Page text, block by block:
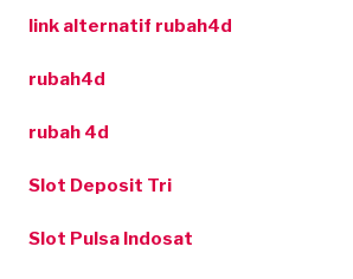
link alternatif rubah4d
rubah4d
rubah 4d
Slot Deposit Tri
Slot Pulsa Indosat